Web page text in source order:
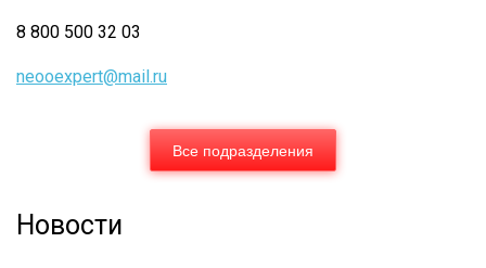
8 800 500 32 03
neooexpert@mail.ru
Все подразделения
Новости